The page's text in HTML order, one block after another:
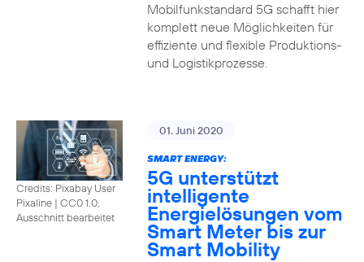
Mobilfunkstandard 5G schafft hier
komplett neue Möglichkeiten für
effiziente und flexible Produktions-
und Logistikprozesse.
Credits: Pixabay User
Pixaline | CC0 1.0,
Ausschnitt bearbeitet
01. Juni 2020
SMART ENERGY:
5G unterstützt
intelligente
Energielösungen vom
Smart Meter bis zur
Smart Mobility